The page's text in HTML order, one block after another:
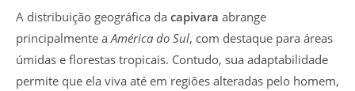
A distribuição geográfica da capivara abrange
principalmente aAmérica do Sul, com destaque para áreas
úmidas e florestas tropicais. Contudo, sua adaptabilidade
permite que ela viva até em regiões alteradas pelo homem,